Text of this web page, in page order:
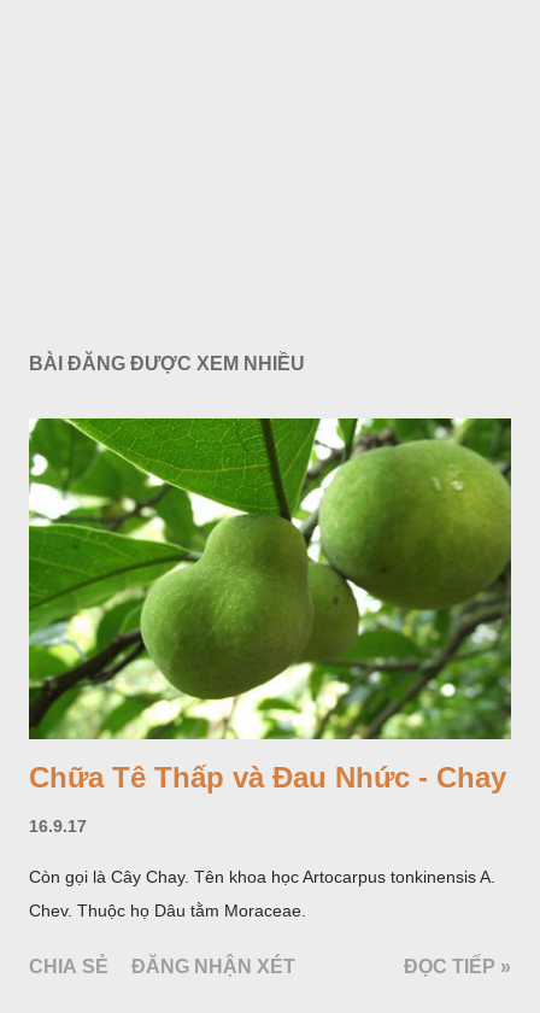
BÀI ĐĂNG ĐƯỢC XEM NHIỀU
Chữa Tê Thấp và Đau Nhức - Chay
16.9.17
Còn gọi là Cây Chay. Tên khoa học Artocarpus tonkinensis A.
Chev. Thuộc họ Dâu tằm Moraceae.
CHIA SẺ ĐĂNG NHẬN XÉT ĐỌC TIẾP »